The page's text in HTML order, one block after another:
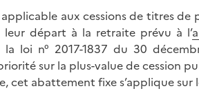
aux cessions de titres de
leur départ à la retraite prévu à l’
loi n° 2017-1837 du 30
sur la plus-value de cession
cet abattement fixe s’applique sur